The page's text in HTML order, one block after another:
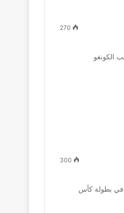
270
الكونغو
300
في بطولة كأس